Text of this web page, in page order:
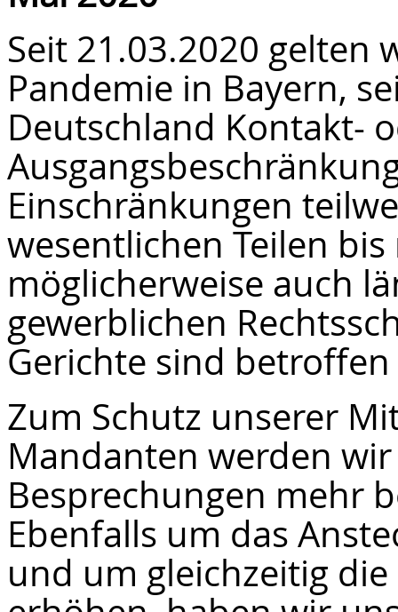
Seit 21.03.2020 gelten
Pandemie in Bayern,
Deutschland Kontakt-
Einschränkungen
wesentlichen Teilen
möglicherweise auch
gewerblichen
Gerichte sind
Zum Schutz unserer
Mandanten werden
Besprechungen mehr
Ebenfalls um das
und um gleichzeitig